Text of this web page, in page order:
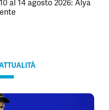
al 14 agosto 2026: Alya